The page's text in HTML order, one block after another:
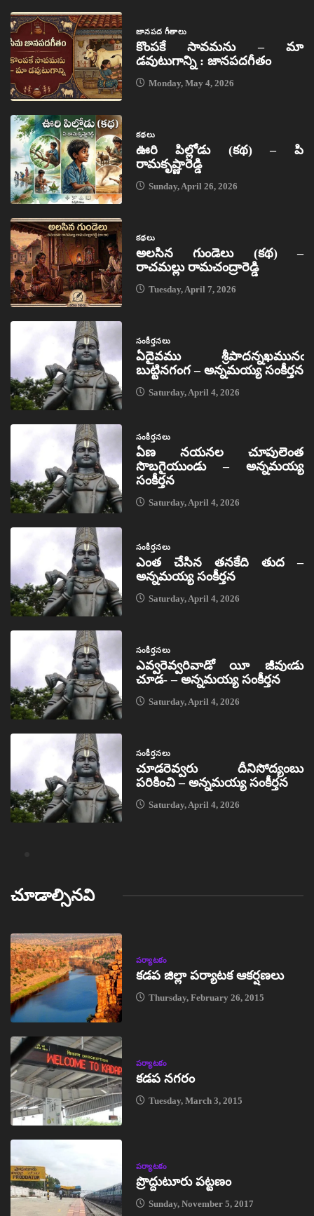
జానపద గీతాలు
కొంపకే సావమను – మా
డవుటుగాన్ని : జానపదగీతం
Monday, May 4, 2026
కథలు
ఊరి పిల్లోడు (కథ) – పి
రామకృష్ణారెడ్డి
Sunday, April 26, 2026
కథలు
అలసిన గుండెలు (కథ) –
రాచమల్లు రామచంద్రారెడ్డి
Tuesday, April 7, 2026
సంకీర్తనలు
ఏదైవము శ్రీపాదన్నఖమునఁ
బుట్టినగంగ – అన్నమయ్య సంకీర్తన
Saturday, April 4, 2026
సంకీర్తనలు
ఏణ నయనల చూపులెంత
సొబగైయుండు – అన్నమయ్య
సంకీర్తన
Saturday, April 4, 2026
సంకీర్తనలు
ఎంత చేసిన తనకేది తుద –
అన్నమయ్య సంకీర్తన
Saturday, April 4, 2026
సంకీర్తనలు
ఎవ్వరెవ్వరివాడో యీ జీవుఁడు
చూడ- – అన్నమయ్య సంకీర్తన
Saturday, April 4, 2026
సంకీర్తనలు
చూడరెవ్వరు దీనిసోద్యంబు
పరికించి – అన్నమయ్య సంకీర్తన
Saturday, April 4, 2026
చూడాల్సినవి
పర్యాటకం
కడప జిల్లా పర్యాటక ఆకర్షణలు
Thursday, February 26, 2015
పర్యాటకం
కడప నగరం
Tuesday, March 3, 2015
పర్యాటకం
ప్రొద్దుటూరు పట్టణం
Sunday, November 5, 2017